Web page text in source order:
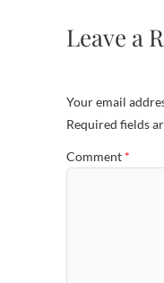
Leave a
Your email
Required fields
Comment *